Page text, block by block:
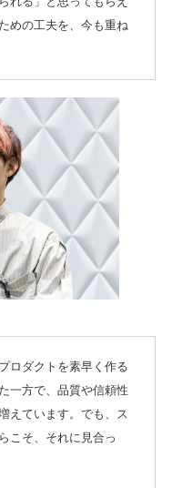
めの工夫を、今も重ね
ロダクトを素早く作る
一方で、品質や信頼性
えています。でも、ス
こそ、それに見合っ